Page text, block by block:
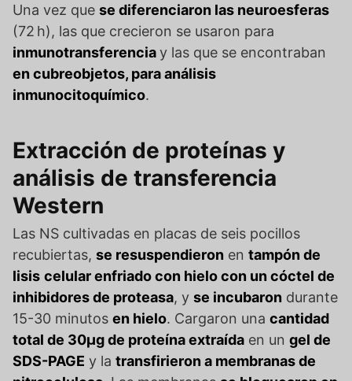
Una vez que se diferenciaron las neuroesferas
(72 h), las que crecieron se usaron para
inmunotransferenciay las que se encontraban
en cubreobjetos, para análisis
inmunocitoquímico.
Extracción de proteínas y
análisis de transferencia
Western
Las NS cultivadas en placas de seis pocillos
recubiertas, se resuspendieron en tampón de
lisis celular enfriado con hielo con un cóctel de
inhibidores de proteasa, y se incubaron durante
15-30 minutos en hielo. Cargaron una cantidad
total de 30µg de proteína extraída en un gel de
SDS-PAGE y la transfirieron a membranas de